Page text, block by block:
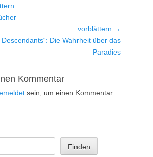
vorblättern →
Descendants“: Die Wahrheit über das
Paradies
Kommentar
sein, um einen Kommentar
Finden